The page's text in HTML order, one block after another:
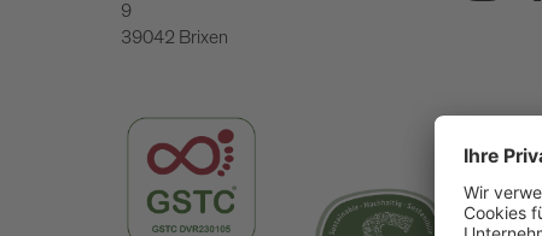
9
39042 Brixen